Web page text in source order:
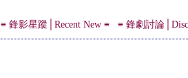
≡ 鋒影星蹤│Recent New ≡ ≡ 鋒劇討論